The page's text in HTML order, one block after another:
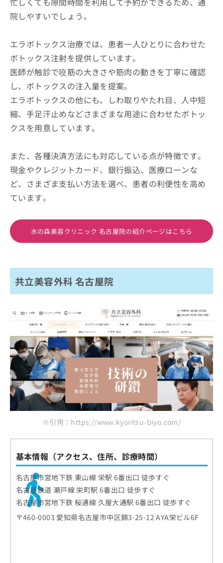
院しやすいでしょう。
エラボトックス治療では、患者一人ひとりに合わせた
ボトックス注射を提供しています。
医師が触診で咬筋の大きさや筋肉の動きを丁寧に確認
し、ボトックスの注入量を提案。
エラボトックスの他にも、しわ取りやたれ目、人中短
縮、手足汗止めなどさまざまな用途に合わせたボトッ
クスを用意しています。
また、各種決済方法にも対応している点が特徴です。
現金やクレジットカード、銀行振込、医療ローンな
ど、さまざま支払い方法を選べ、患者の利便性を高め
ています。
水の森美容クリニック 名古屋院の紹介ページはこちら
共立美容外科 名古屋院
※引用：https://www.kyoritsu-biyo.com/
基本情報（アクセス、住所、診療時間）
名古屋市営地下鉄 東山線 栄駅 6番出口 徒歩すぐ
名古屋鉄道 瀬戸線 栄町駅 6番出口 徒歩すぐ
名古屋市営地下鉄 桜通線 久屋大通駅 6番出口 徒歩すぐ
〒460-0003 愛知県名古屋市中区錦3-25-12 AYA栄ビル6F